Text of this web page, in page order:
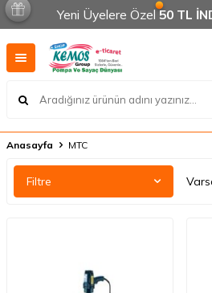
Yeni Üyelere Özel 50 TL
Anasayfa MTC
Filtre